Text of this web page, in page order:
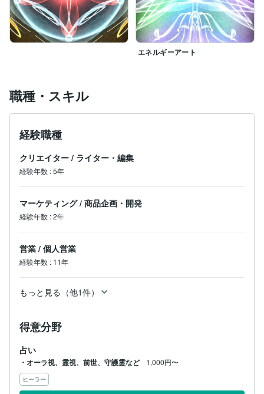
エネルギーアート
職種・スキル
経験職種
クリエイター / ライター・編集
経験年数 :5年
マーケティング / 商品企画・開発
経験年数 :2年
営業 / 個人営業
経験年数 : 11年
もっと見る（他1件）
得意分野
占い
・オーラ視、霊視、前世、守護霊など 1,000円〜
ヒーラー